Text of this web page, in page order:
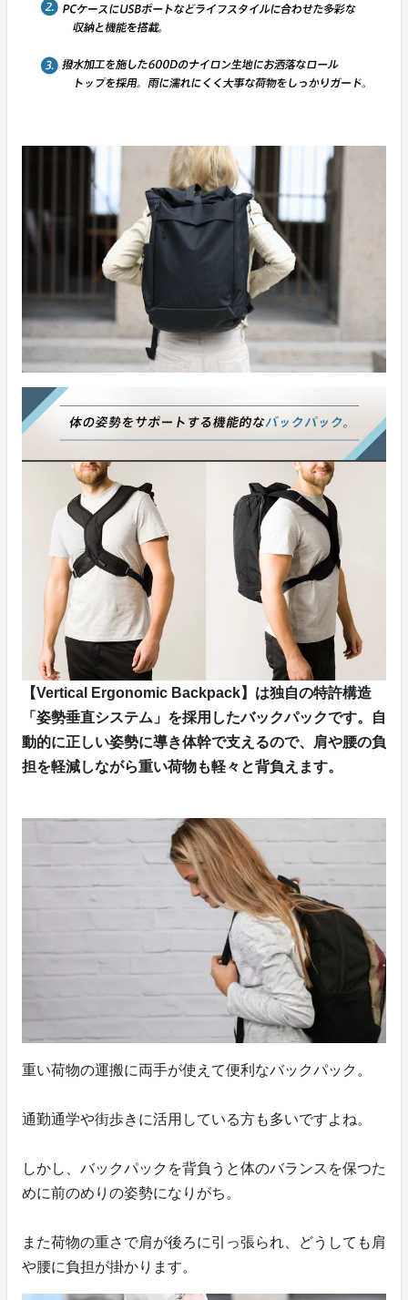
【Vertical Ergonomic Backpack】は独自の特許構造
「姿勢垂直システム」を採用したバックパックです。自
動的に正しい姿勢に導き体幹で支えるので、肩や腰の負
担を軽減しながら重い荷物も軽々と背負えます。
重い荷物の運搬に両手が使えて便利なバックパック。
通勤通学や街歩きに活用している方も多いですよね。
しかし、バックパックを背負うと体のバランスを保つた
めに前のめりの姿勢になりがち。
また荷物の重さで肩が後ろに引っ張られ、どうしても肩
や腰に負担が掛かります。